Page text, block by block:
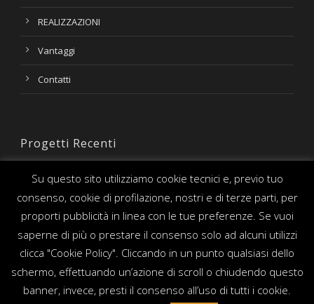
REALIZZAZIONI
Vantaggi
Contatti
Progetti Recenti
Su questo sito utilizziamo cookie tecnici e, previo tuo
consenso, cookie di profilazione, nostri e di terze parti, per
proporti pubblicità in linea con le tue preferenze. Se vuoi
saperne di più o prestare il consenso solo ad alcuni utilizzi
clicca "Cookie Policy". Cliccando in un punto qualsiasi dello
schermo, effettuando un’azione di scroll o chiudendo questo
banner, invece, presti il consenso all’uso di tutti i cookie.